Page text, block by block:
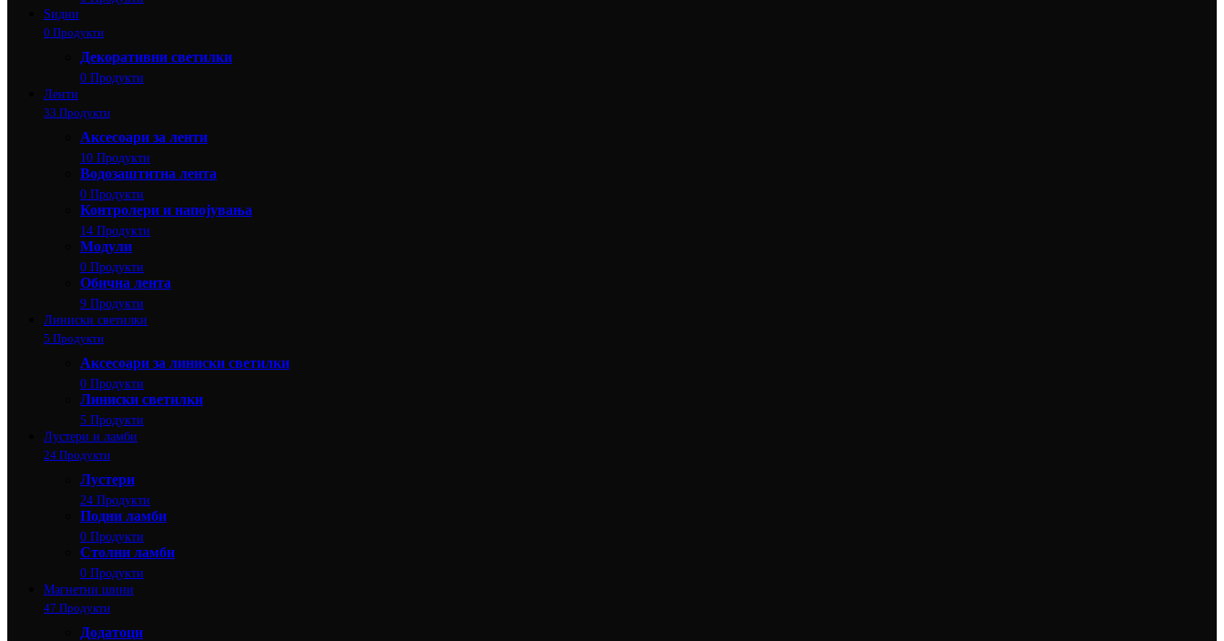
Ѕидни
0 Продукти
Декоративни светилки
0 Продукти
Ленти
33 Продукти
Аксесоари за ленти
10 Продукти
Водозаштитна лента
0 Продукти
Контролери и напојувања
14 Продукти
Модули
0 Продукти
Обична лента
9 Продукти
Линиски светилки
5 Продукти
Аксесоари за линиски светилки
0 Продукти
Линиски светилки
5 Продукти
Лустери и ламби
24 Продукти
Лустери
24 Продукти
Подни ламби
0 Продукти
Столни ламби
0 Продукти
Магнетни шини
47 Продукти
Додатоци